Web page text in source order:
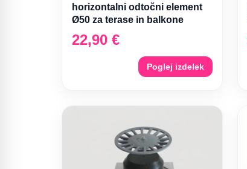
horizontalni odtočni element
Ø50 za terase in balkone
22,90 €
Poglej izdelek